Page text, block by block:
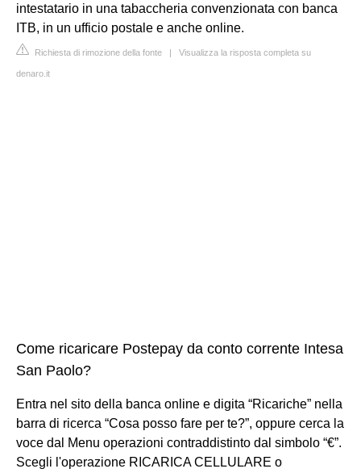
intestatario in una tabaccheria convenzionata con banca
ITB, in un ufficio postale e anche online.
Richiesta di rimozione della fonte | Visualizza la risposta completa su
denaro.it
Come ricaricare Postepay da conto corrente Intesa
San Paolo?
Entra nel sito della banca online e digita “Ricariche” nella
barra di ricerca “Cosa posso fare per te?”, oppure cerca la
voce dal Menu operazioni contraddistinto dal simbolo “€”.
Scegli l'operazione RICARICA CELLULARE o